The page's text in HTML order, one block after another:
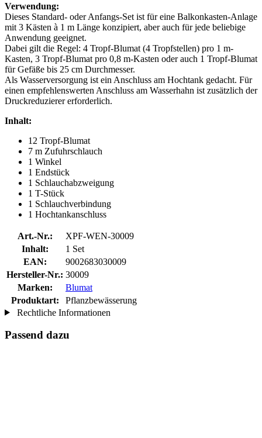
Verwendung:
Dieses Standard- oder Anfangs-Set ist für eine Balkonkasten-Anlage
mit 3 Kästen à 1 m Länge konzipiert, aber auch für jede beliebige
Anwendung geeignet.
Dabei gilt die Regel: 4 Tropf-Blumat (4 Tropfstellen) pro 1 m-
Kasten, 3 Tropf-Blumat pro 0,8 m-Kasten oder auch 1 Tropf-Blumat
für Gefäße bis 25 cm Durchmesser.
Als Wasserversorgung ist ein Anschluss am Hochtank gedacht. Für
einen empfehlenswerten Anschluss am Wasserhahn ist zusätzlich der
Druckreduzierer erforderlich.
Inhalt:
12 Tropf-Blumat
7 m Zufuhrschlauch
1 Winkel
1 Endstück
1 Schlauchabzweigung
1 T-Stück
1 Schlauchverbindung
1 Hochtankanschluss
Art.-Nr.:
XPF-WEN-30009
Inhalt:
1 Set
EAN:
9002683030009
Hersteller-Nr.: 30009
Marken:
Blumat
Produktart:
Pflanzbewässerung
Rechtliche Informationen
Passend dazu